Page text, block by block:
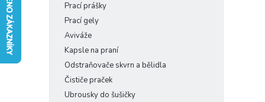
Prací prášky
Prací gely
Aviváže
Kapsle na praní
Odstraňovače skvrn a bělidla
Čističe praček
Ubrousky do šušičky